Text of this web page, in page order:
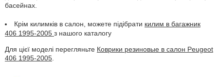
басейнах.
Крім килимків в салон, можете підібрати килим в багажник
406 1995-2005 з нашого каталогу
Для цієї моделі перегляньте Коврики резиновые в салон Peugeot
406 1995-2005